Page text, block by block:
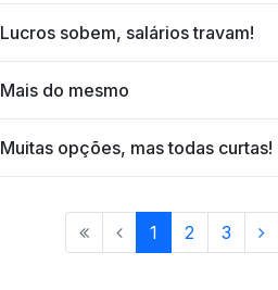
Lucros sobem, salários travam!
Mais do mesmo
Muitas opções, mas todas curtas!
1 2 3